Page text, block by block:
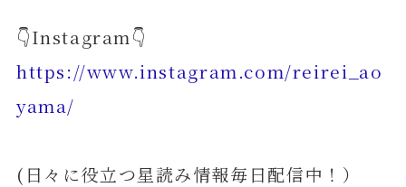
👇Instagram👇
https://www.instagram.com/reirei_ao
yama/
(日々に役立つ星読み情報毎日配信中！）